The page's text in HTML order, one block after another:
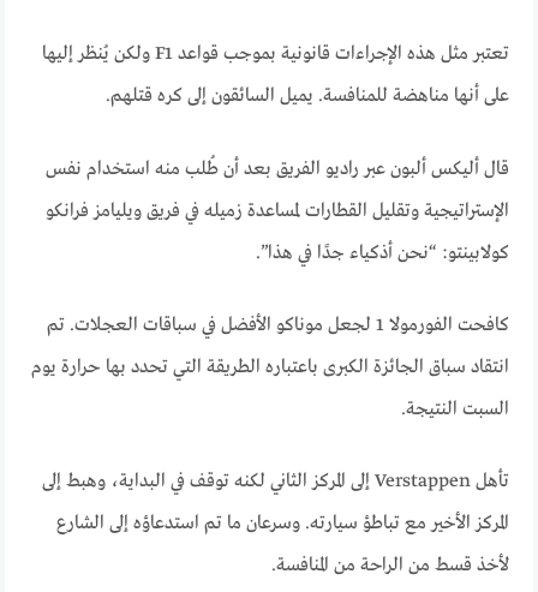
تعتبر مثل هذه الإجراءات قانونية بموجب قواعد F1 ولكن يُنظر إليها
على أنها مناهضة للمنافسة. يميل السائقون إلى كره قتلهم.
قال أليكس ألبون عبر راديو الفريق بعد أن طُلب منه استخدام نفس
الإستراتيجية وتقليل القطارات لمساعدة زميله في فريق ويليامز فرانكو
كولابينتو: “نحن أذكياء جدًا في هذا”.
كافحت الفورمولا 1 لجعل موناكو الأفضل في سباقات العجلات. تم
انتقاد سباق الجائزة الكبرى باعتباره الطريقة التي تحدد بها حرارة يوم
السبت النتيجة.
تأهل Verstappen إلى المركز الثاني لكنه توقف في البداية، وهبط إلى
المركز الأخير مع تباطؤ سيارته. وسرعان ما تم استدعاؤه إلى الشارع
لأخذ قسط من الراحة من المنافسة.